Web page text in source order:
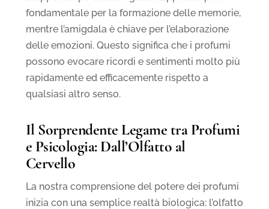
fondamentale per la formazione delle memorie,
mentre l’amigdala è chiave per l’elaborazione
delle emozioni. Questo significa che i profumi
possono evocare ricordi e sentimenti molto più
rapidamente ed efficacemente rispetto a
qualsiasi altro senso.
Il Sorprendente Legame tra Profumi
e Psicologia: Dall’Olfatto al
Cervello
La nostra comprensione del potere dei profumi
inizia con una semplice realtà biologica: l’olfatto